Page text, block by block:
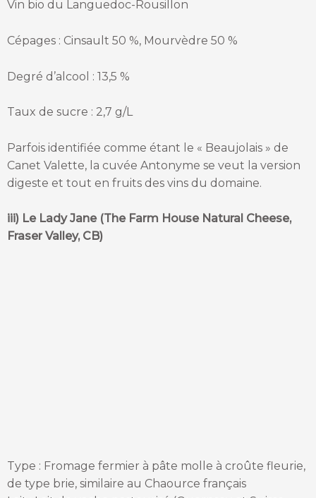
Vin bio du Languedoc-Rousillon
Cépages : Cinsault 50 %, Mourvèdre 50 %
Degré d’alcool : 13,5 %
Taux de sucre : 2,7 g/L
Parfois identifiée comme étant le « Beaujolais » de
Canet Valette, la cuvée Antonyme se veut la version
digeste et tout en fruits des vins du domaine.
iii) Le Lady Jane (The Farm House Natural Cheese,
Fraser Valley, CB)
Type : Fromage fermier à pâte molle à croûte fleurie,
de type brie, similaire au Chaource français